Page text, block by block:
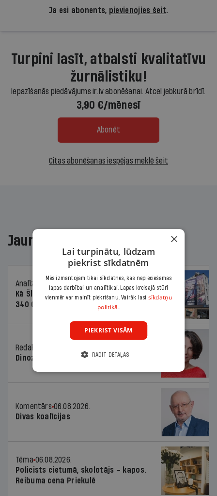
Ja esi abonents, pievienojies šeit.
Turpini lasīt, atbalsti kvalitatīvu
žurnālistiku!
Iepazīšanās piedāvājums ir.lv abonēšanai. Atcel jebkurā brīdī.
3,90 €/mēnesī
Abonēt
Citas abonēšanas iespējas meklē šeit
Jaunākajā žurnālā
Analīze
06.08.2026.
Kā Šlesera partija palika nesodīta par
340 000 vērtu reklāmas kampaņu
Redaktores sleja
Dinozaura triks
Komentārs 06.08.2026.
Divas koalīcijas
Tēma 06.08.2026.
Policists cietumā, skolotājs – kapos.
Reibuma cena Priekulē
×
Lai turpinātu, lūdzam
piekrist sīkdatnēm
Mēs izmantojam tikai sīkdatnes, kas nepieciešamas
lapas darbībai un analītikai. Lapas kreisajā stūrī
vienmēr var mainīt piekrišanu. Vairāk lasi sīkdatņu
politikā.
PIEKRIST VISĀM
RĀDĪT DETAĻAS